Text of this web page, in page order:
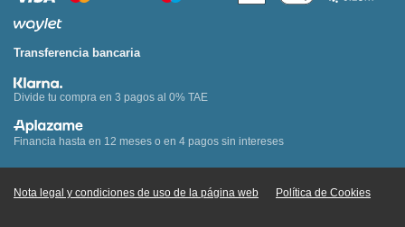
Transferencia bancaria
Divide tu compra en 3 pagos al 0% TAE
Financia hasta en 12 meses o en 4 pagos sin intereses
Nota legal y condiciones de uso de la página web Política de Cookies